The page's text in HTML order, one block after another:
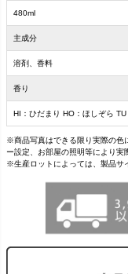
480ml
主成分
溶剤、香料
香り
HI：ひだまり HO：ほしぞら
※商品写真はできる限り実際の色
ー設定、お部屋の照明等により実
※生産ロットによっては、製品サ